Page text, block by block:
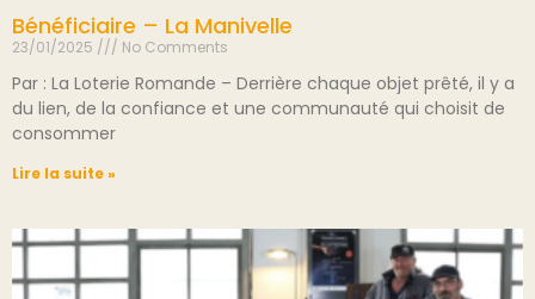
Bénéficiaire – La Manivelle
23/01/2025 No Comments
Par : La Loterie Romande – Derrière chaque objet prêté, il y a
du lien, de la confiance et une communauté qui choisit de
consommer
Lire la suite »